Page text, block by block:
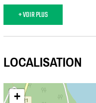
+ VOIR PLUS
LOCALISATION
+